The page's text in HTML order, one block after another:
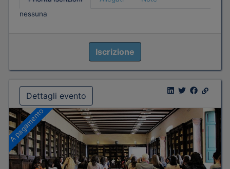
nessuna
Iscrizione
Dettagli evento
A pagamento